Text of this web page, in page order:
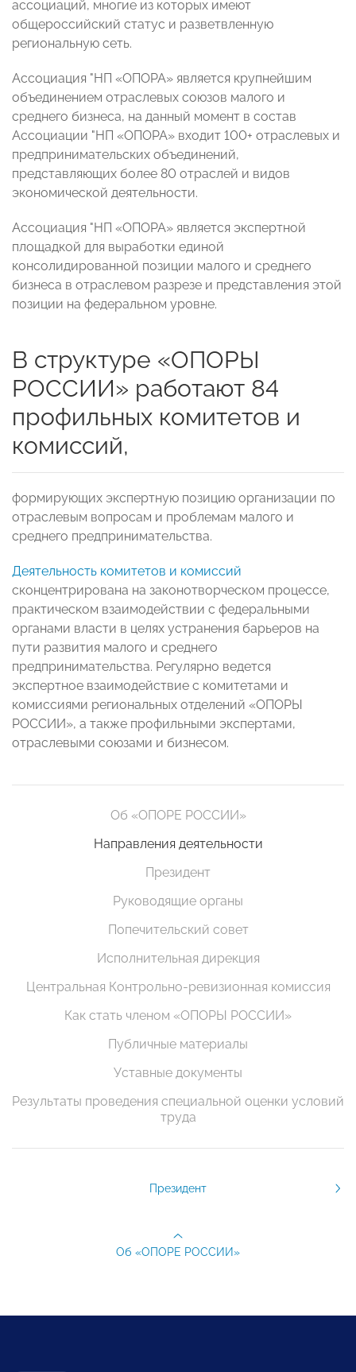
ассоциаций, многие из которых имеют
общероссийский статус и разветвленную
региональную сеть.
Ассоциация "НП «ОПОРА» является крупнейшим
объединением отраслевых союзов малого и
среднего бизнеса, на данный момент в состав
Ассоциации "НП «ОПОРА» входит 100+ отраслевых и
предпринимательских объединений,
представляющих более 80 отраслей и видов
экономической деятельности.
Ассоциация "НП «ОПОРА» является экспертной
площадкой для выработки единой
консолидированной позиции малого и среднего
бизнеса в отраслевом разрезе и представления этой
позиции на федеральном уровне.
В структуре «ОПОРЫ
РОССИИ» работают 84
профильных комитетов и
комиссий,
формирующих экспертную позицию организации по
отраслевым вопросам и проблемам малого и
среднего предпринимательства.
Деятельность комитетов и комиссий
сконцентрирована на законотворческом процессе,
практическом взаимодействии с федеральными
органами власти в целях устранения барьеров на
пути развития малого и среднего
предпринимательства. Регулярно ведется
экспертное взаимодействие с комитетами и
комиссиями региональных отделений «ОПОРЫ
РОССИИ», а также профильными экспертами,
отраслевыми союзами и бизнесом.
Об «ОПОРЕ РОССИИ»
Направления деятельности
Президент
Руководящие органы
Попечительский совет
Исполнительная дирекция
Центральная Контрольно-ревизионная комиссия
Как стать членом «ОПОРЫ РОССИИ»
Публичные материалы
Уставные документы
Результаты проведения специальной оценки условий
труда
Президент
Об «ОПОРЕ РОССИИ»